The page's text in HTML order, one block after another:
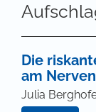
Die
am
Julia